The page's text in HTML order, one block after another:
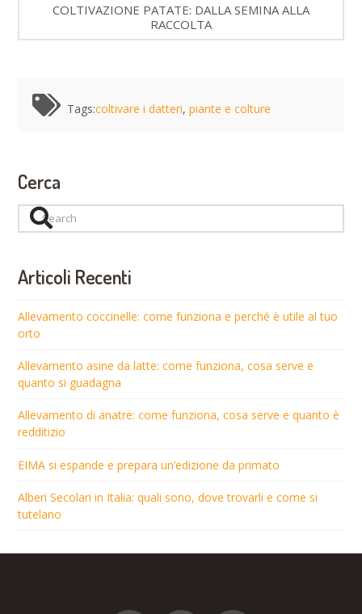
COLTIVAZIONE PATATE: DALLA SEMINA ALLA
RACCOLTA
Tags:coltivare i datteri,piante e colture
Cerca
Search
Articoli Recenti
Allevamento coccinelle: come funziona e perché è utile al tuo
orto
Allevamento asine da latte: come funziona, cosa serve e
quanto si guadagna
Allevamento di anatre: come funziona, cosa serve e quanto è
redditizio
EIMA si espande e prepara un’edizione da primato
Alberi Secolari in Italia: quali sono, dove trovarli e come si
tutelano